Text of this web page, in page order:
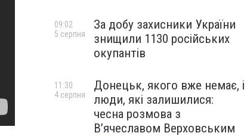
За добу захисники України
знищили 1130 російських
окупантів
09:02
5 серпня
Донецьк, якого вже немає, і
люди, які залишилися:
чесна розмова з
В’ячеславом Верховським
11:30
4 серпня